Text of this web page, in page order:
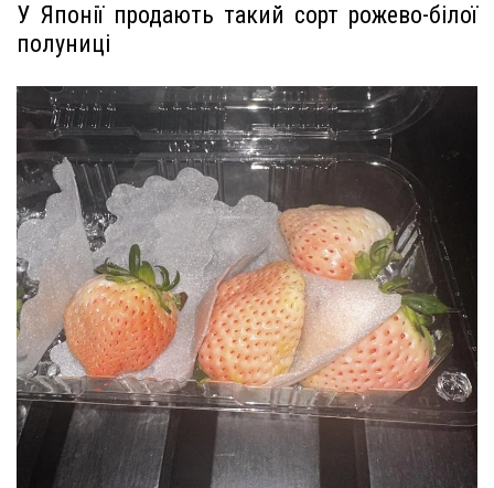
У Японії продають такий сорт рожево-білої
полуниці